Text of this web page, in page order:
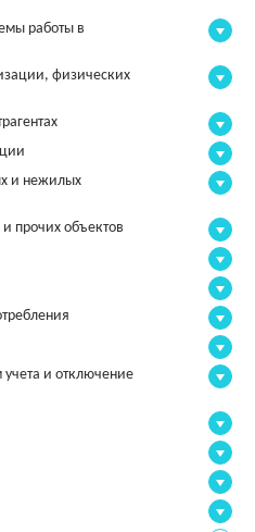
работы в
физических
и нежилых
прочих объектов
и отключение